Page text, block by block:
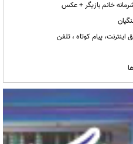
خانم بازیگر + عکس
پیام کوتاه ، تلفن